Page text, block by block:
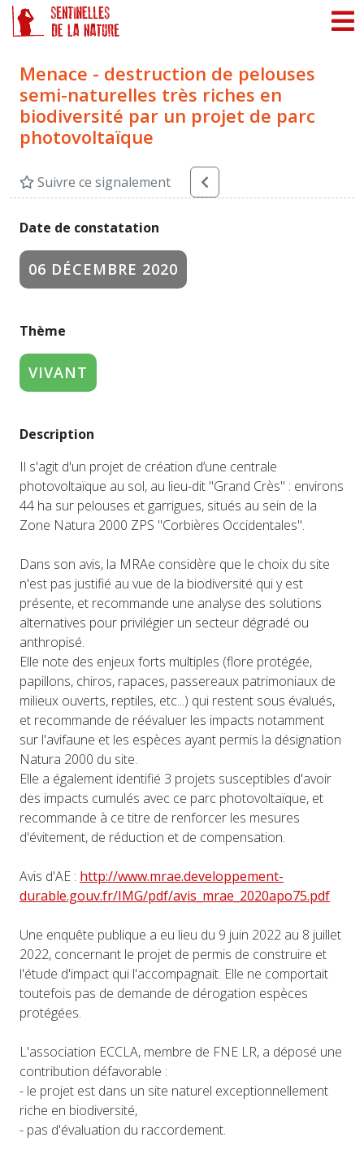
Menace - destruction de pelouses
semi-naturelles très riches en
biodiversité par un projet de parc
photovoltaïque
Suivre ce signalement
Date de constatation
06 DÉCEMBRE 2020
Thème
VIVANT
Description
Il s'agit d'un projet de création d’une centrale
photovoltaïque au sol, au lieu-dit "Grand Crès" : environs
44 ha sur pelouses et garrigues, situés au sein de la
Zone Natura 2000 ZPS "Corbières Occidentales".
Dans son avis, la MRAe considère que le choix du site
n'est pas justifié au vue de la biodiversité qui y est
présente, et recommande une analyse des solutions
alternatives pour privilégier un secteur dégradé ou
anthropisé.
Elle note des enjeux forts multiples (flore protégée,
papillons, chiros, rapaces, passereaux patrimoniaux de
milieux ouverts, reptiles, etc...) qui restent sous évalués,
et recommande de réévaluer les impacts notamment
sur l'avifaune et les espèces ayant permis la désignation
Natura 2000 du site.
Elle a également identifié 3 projets susceptibles d'avoir
des impacts cumulés avec ce parc photovoltaïque, et
recommande à ce titre de renforcer les mesures
d'évitement, de réduction et de compensation.
Avis d'AE : http://www.mrae.developpement-
durable.gouv.fr/IMG/pdf/avis_mrae_2020apo75.pdf
Une enquête publique a eu lieu du 9 juin 2022 au 8 juillet
2022, concernant le projet de permis de construire et
l'étude d'impact qui l'accompagnait. Elle ne comportait
toutefois pas de demande de dérogation espèces
protégées.
L'association ECCLA, membre de FNE LR, a déposé une
contribution défavorable :
- le projet est dans un site naturel exceptionnellement
riche en biodiversité,
- pas d'évaluation du raccordement.
Panneau de gestion des cookies